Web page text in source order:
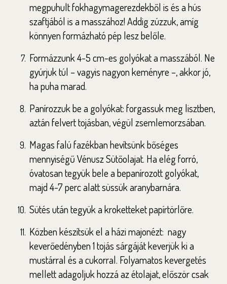
megpuhult fokhagymagerezdekből is és a hús
szaftjából is a masszához! Addig zúzzuk, amíg
könnyen formázható pép lesz belőle.
Formázzunk 4-5 cm-es golyókat a masszából. Ne
gyúrjuk túl – vagyis nagyon keményre –, akkor jó,
ha puha marad.
Panírozzuk be a golyókat: forgassuk meg lisztben,
aztán felvert tojásban, végül zsemlemorzsában.
Magas falú fazékban hevítsünk bőséges
mennyiségű Vénusz Sütőolajat. Ha elég forró,
óvatosan tegyük bele a bepanírozott golyókat,
majd 4-7 perc alatt süssük aranybarnára.
Sütés után tegyük a kroketteket papírtörlőre.
Közben készítsük el a házi majonézt: nagy
keverőedényben 1 tojás sárgáját keverjük ki a
mustárral és a cukorral. Folyamatos kevergetés
mellett adagoljuk hozzá az étolajat, először csak